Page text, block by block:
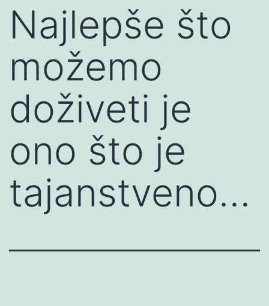
Najlepše što
možemo
doživeti je
ono što je
tajanstveno…